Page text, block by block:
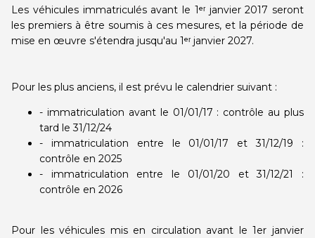
Les véhicules immatriculés avant le 1ᵉʳ janvier 2017 seront
les premiers à être soumis à ces mesures, et la période de
mise en œuvre s'étendra jusqu'au 1ᵉʳ janvier 2027.
Pour les plus anciens, il est prévu le calendrier suivant :
- immatriculation avant le 01/01/17 : contrôle au plus
tard le 31/12/24
- immatriculation entre le 01/01/17 et 31/12/19 :
contrôle en 2025
- immatriculation entre le 01/01/20 et 31/12/21 :
contrôle en 2026
Pour les véhicules mis en circulation avant le 1er janvier